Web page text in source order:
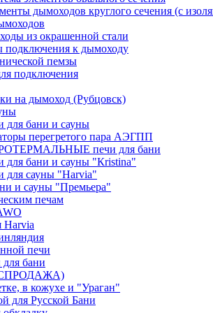
дымоходов круглого сечения (с
из окрашенной стали
подключения к дымоходу
пемзы
подключения
на дымоход (Рубцовск)
для бани и сауны
перегретого пара АЭГПП
печи для бани
для бани и сауны "Кristina"
для сауны "Harvia"
и сауны "Премьера"
печам
Harvia
печи
бани
в кожухе и "Ураган"
для Русской Бани